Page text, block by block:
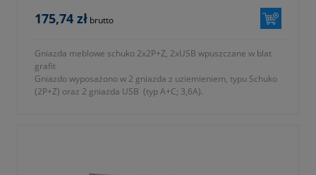
175,74 zł brutto
Gniazda meblowe schuko 2x2P+Z, 2xUSB wpuszczane w blat
grafit
Gniazdo wyposażono w 2 gniazda z uziemieniem, typu Schuko
(2P+Z) oraz 2 gniazda USB (typ A+C; 3,6A).